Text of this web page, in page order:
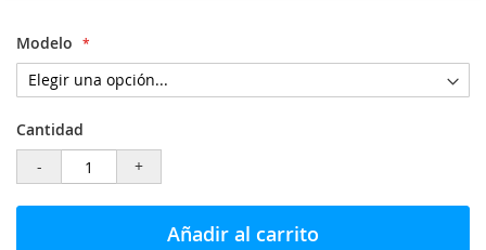
Modelo
Cantidad
-
+
Añadir al carrito